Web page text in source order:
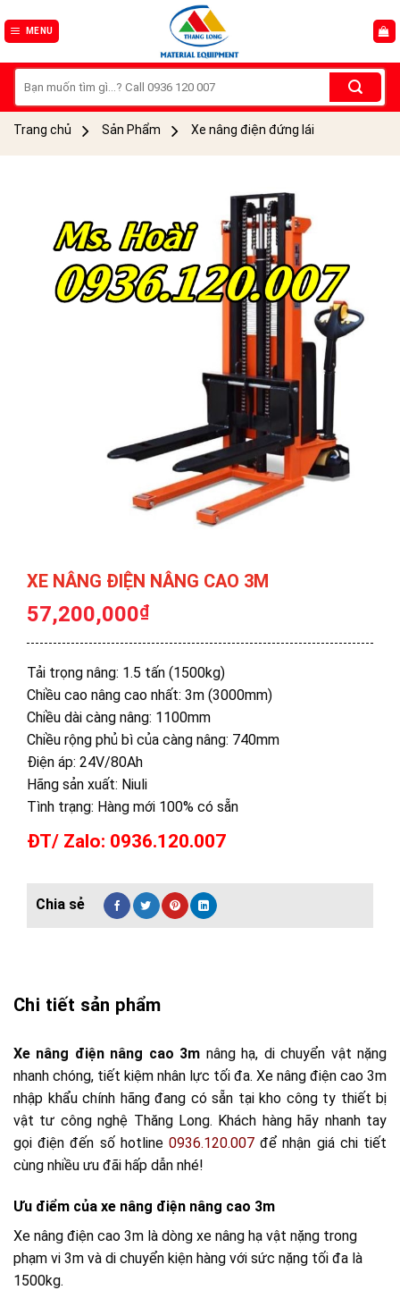
to
MENU
kiếm:
Trang chủ Sản Phẩm Xe nâng điện đứng lái
XE NÂNG ĐIỆN NÂNG CAO 3M
57,200,000₫
Tải trọng nâng: 1.5 tấn (1500kg)
Chiều cao nâng cao nhất: 3m (3000mm)
Chiều dài càng nâng: 1100mm
Chiều rộng phủ bì của càng nâng: 740mm
Điện áp: 24V/80Ah
Hãng sản xuất: Niuli
Tình trạng: Hàng mới 100% có sẵn
ĐT/ Zalo: 0936.120.007
Chi tiết sản phẩm
Xe nâng điện nâng cao 3m nâng hạ, di chuyển vật nặng
nhanh chóng, tiết kiệm nhân lực tối đa. Xe nâng điện cao 3m
nhập khẩu chính hãng đang có sẵn tại kho công ty thiết bị
vật tư công nghệ Thăng Long. Khách hàng hãy nhanh tay
gọi điện đến số hotline 0936.120.007 để nhận giá chi tiết
cùng nhiều ưu đãi hấp dẫn nhé!
Ưu điểm của xe nâng điện nâng cao 3m
Xe nâng điện cao 3m là dòng xe nâng hạ vật nặng trong
phạm vi 3m và di chuyển kiện hàng với sức nặng tối đa là
1500kg.